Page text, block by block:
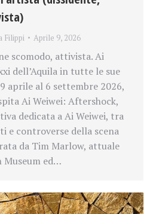
Filippi Aprile 9, 2026
scomodo, attivista. Ai
dell’Aquila in tutte le sue
aprile al 6 settembre 2026,
Ai Weiwei: Aftershock,
dedicata a Ai Weiwei, tra
e controverse della scena
da Tim Marlow, attuale
Museum ed…